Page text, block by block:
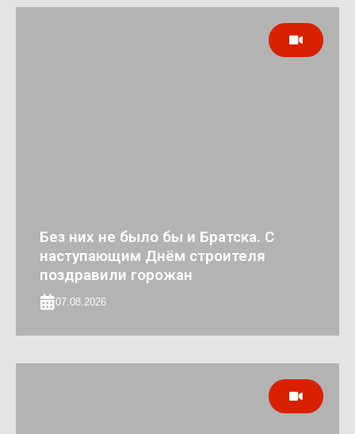
Без них не было бы и Братска. С
наступающим Днём строителя
поздравили горожан
07.08.2026